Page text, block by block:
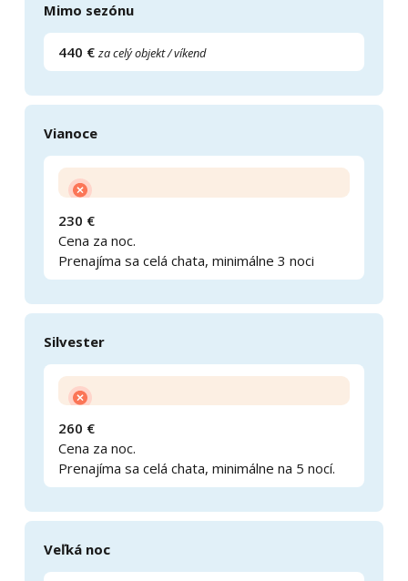
Mimo sezónu
440 € za celý objekt / víkend
Vianoce
230 €
Cena za noc.
Prenajíma sa celá chata, minimálne 3 noci
Silvester
260 €
Cena za noc.
Prenajíma sa celá chata, minimálne na 5 nocí.
Veľká noc